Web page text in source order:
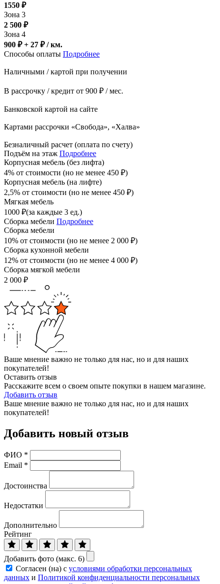
1550 ₽
Зона 3
2 500 ₽
Зона 4
900 ₽ + 27 ₽/ км.
Способы оплаты Подробнее
Наличными / картой при получении
В рассрочку / кредит от 900 ₽ / мес.
Банковской картой на сайте
Картами рассрочки «Свобода», «Халва»
Безналичный расчет (оплата по счету)
Подъём на этаж Подробнее
Корпусная мебель (без лифта)
4% от стоимости (но не менее 450 ₽)
Корпусная мебель (на лифте)
2,5% от стоимости (но не менее 450 ₽)
Мягкая мебель
1000 ₽(за каждые 3 ед.)
Сборка мебели Подробнее
Сборка мебели
10% от стоимости (но не менее 2 000 ₽)
Сборка кухонной мебели
12% от стоимости (но не менее 4 000 ₽)
Сборка мягкой мебели
2 000 ₽
Ваше мнение важно не только для нас, но и для наших
покупателей!
Оставить отзыв
Расскажите всем о своем опыте покупки в нашем магазине.
Добавить отзыв
Ваше мнение важно не только для нас, но и для наших
покупателей!
Добавить новый отзыв
ФИО *
Email *
Достоинства
Недостатки
Дополнительно
Рейтинг
Добавить фото (макс. 6)
Согласен (на) с условиями обработки персональных
данных и Политикой конфиденциальности персональных